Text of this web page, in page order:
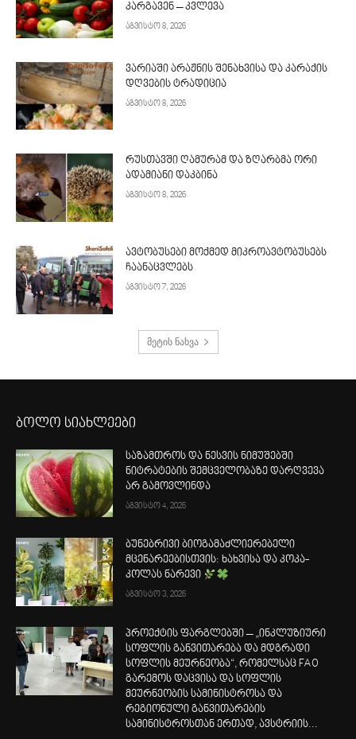
კარგავენ – კვლევა
აგვისტო 8, 2026
ვარიაში არაჟნის შენახვისა და კარაქის
დღვების ტრადიცია
აგვისტო 8, 2026
რუსთავში ღამურამ და ზღარბმა ორი
ადამიანი დაკბინა
აგვისტო 8, 2026
ავტობუსები მოქმედ მიკროავტობუსებს
ჩაანაცვლებს
აგვისტო 7, 2026
მეტის ნახვა
ბოლო სიახლეები
საზამთროს და ნესვის ნიმუშებში
ნიტრატების შემცველობაზე დარღვევა
არ გამოვლინდა
აგვისტო 4, 2026
ბუნებრივი ბიოგამაძლიერებელი
მცენარეებისთვის: ხახვისა და კოკა-
კოლას ნარევი
აგვისტო 3, 2026
პროექტის ფარგლებში – „ინკლუზიური
სოფლის განვითარება და მდგრადი
სოფლის მეურნეობა“, რომელსაც FAO
გარემოს დაცვისა და სოფლის
მეურნეობის სამინისტროსა და
რეგიონული განვითარების
სამინისტროსთან ერთად, ავსტრიის...